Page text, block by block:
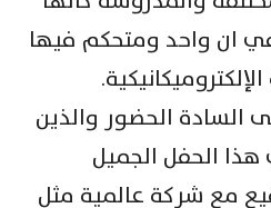
ان واحد ومتحكم فيها
السادة الحضور والذين
الحفل الجميل
مع شركة عالمية مثل